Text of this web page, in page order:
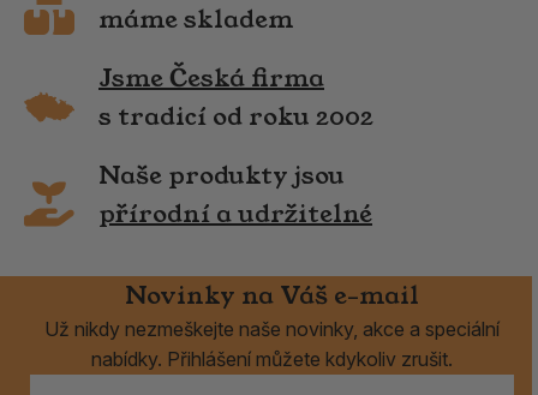
máme skladem
Jsme Česká firma
s tradicí od roku 2002
Naše produkty jsou
přírodní a udržitelné
Novinky na Váš e-mail
Už nikdy nezmeškejte naše novinky, akce a speciální
nabídky. Přihlášení můžete kdykoliv zrušit.